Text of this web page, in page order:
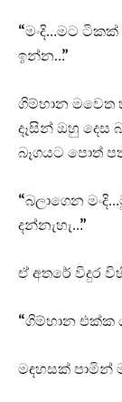
“මංදි…මට
ඉන්න…”
ගිම්හාන මවෙත
දෑසින් ඔහු දෙස
බෑගයට පොත්
“බලාගෙන
දන්නැහැ…”
ඒ අතරේ විදුර
“ගිම්හාන එක්ක
මඳහසක් පාමින්